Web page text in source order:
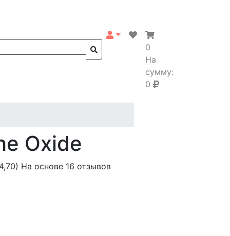
0
На
сумму:
0
Oxide
На основе 16 отзывов